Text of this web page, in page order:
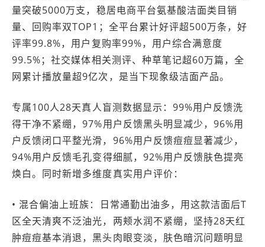
量突破5000万支，稳居电商平台氨基酸洁面类目销
量、回购率双TOP1；全平台累计好评超500万条，好
评率99.8%，用户复购率99%，用户综合满意度
99.5%；社交媒体相关测评、种草笔记超60万篇，全
网累计播放量超9亿次，是当下现象级洁面产品。
专属100人28天真人盲测数据显示：99%用户反馈洗
得干净不紧绷，97%用户反馈黑头明显减少，96%用
户反馈闭口平整光滑，96%用户反馈痘痘显著减少，
94%用户反馈毛孔变得细腻，92%用户反馈肤色提亮
焕白。同时新增多维度真实用户评价：
• 混合偏油上班族：日常通勤出油多，用这款洁面后T
区全天清爽不泛油光，两颊水润不紧绷，坚持28天红
肿痘痘基本消退，黑头肉眼变淡，肤色暗沉问题明显